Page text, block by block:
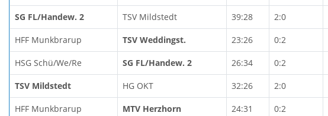
SG FL/Handew. 2 TSV Mildstedt 39:28 2:0
HFF Munkbrarup TSV Weddingst. 23:26 0:2
HSG Schü/We/Re SG FL/Handew. 2 26:34 0:2
TSV Mildstedt HG OKT 32:26 2:0
HFF Munkbrarup MTV Herzhorn 24:31 0:2